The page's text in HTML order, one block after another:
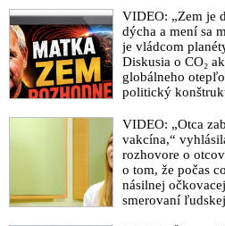
VIDEO: „Zem je
dýcha a mení sa
je vládcom
Diskusia o CO₂
globálneho
politický
povrchu planéty a
extrémne počasie
klimatické javy,
zmeny na Zemi
cyklu a širšej
transformácie
VIDEO: „Otca
vakcína,“
rozhovore o
o tom, že počas
násilnej
smerovaní